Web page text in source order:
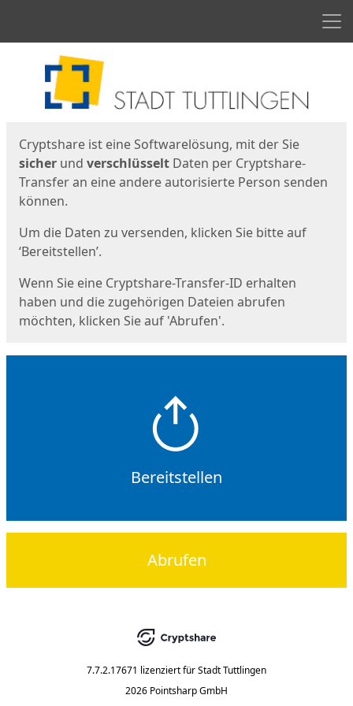
Cryptshare ist eine Softwarelösung, mit der Sie
sicher und verschlüsselt Daten per Cryptshare-
Transfer an eine andere autorisierte Person senden
können.
Um die Daten zu versenden, klicken Sie bitte auf
‘Bereitstellen’.
Wenn Sie eine Cryptshare-Transfer-ID erhalten
haben und die zugehörigen Dateien abrufen
möchten, klicken Sie auf 'Abrufen'.
Bereitstellen
Abrufen
7.7.2.17671 lizenziert fürStadt Tuttlingen
2026 Pointsharp GmbH